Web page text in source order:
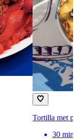
Tortilla met
30 min